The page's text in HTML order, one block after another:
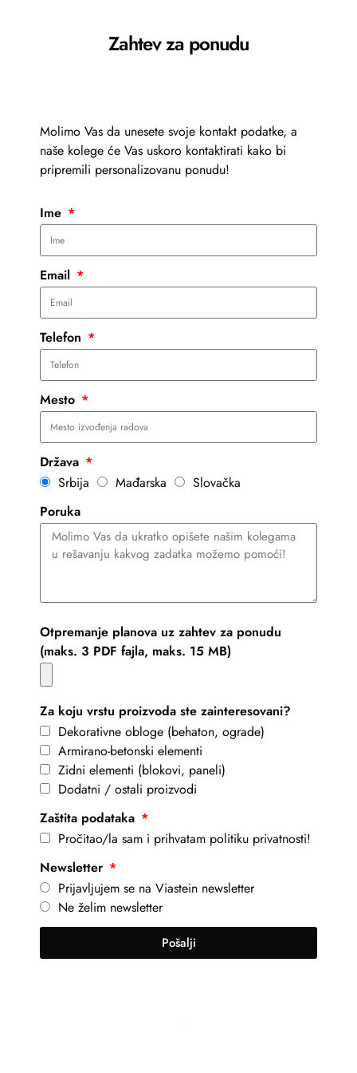
Zahtev za ponudu
Molimo Vas da unesete svoje kontakt podatke, a
naše kolege će Vas uskoro kontaktirati kako bi
pripremili personalizovanu ponudu!
Ime
Email
Telefon
Mesto
Država
Srbija
Mađarska
Slovačka
Poruka
Otpremanje planova uz zahtev za ponudu
(maks. 3 PDF fajla, maks. 15 MB)
Za koju vrstu proizvoda ste zainteresovani?
Dekorativne obloge (behaton, ograde)
Armirano-betonski elementi
Zidni elementi (blokovi, paneli)
Dodatni / ostali proizvodi
Zaštita podataka
Pročitao/la sam i prihvatam politiku privatnosti!
Newsletter
Prijavljujem se na Viastein newsletter
Ne želim newsletter
Pošalji